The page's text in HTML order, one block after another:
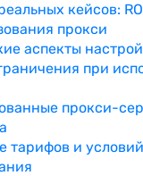
кейсов:
прокси
аспекты
при
прокси-
тарифов и условий